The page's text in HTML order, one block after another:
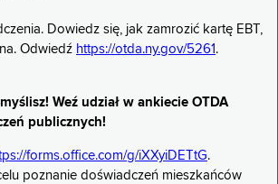
Dowiedz się, jak zamrozić kartę EBT,
Odwiedź https://otda.ny.gov/5261 .
Weź udział w ankiecie OTDA
publicznych!
forms.office.com/g/iXXyiDETtG.
poznanie doświadczeń mieszkańców